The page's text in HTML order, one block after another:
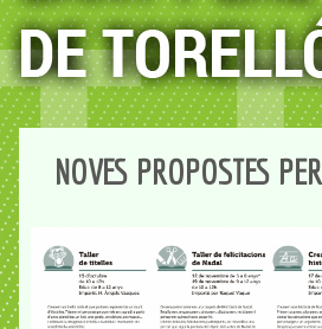
NOVES PROPOSTES